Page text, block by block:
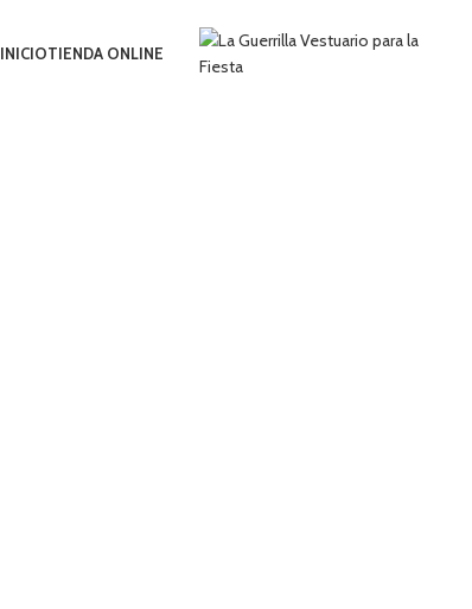
INICIOTIENDA ONLINE